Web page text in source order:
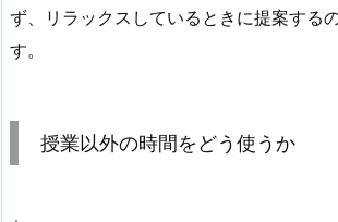
ず、リラックスしているときに提案する
す。
授業以外の時間をどう使うか